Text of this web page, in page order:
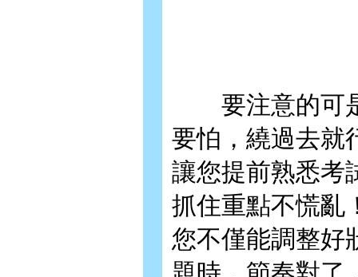
要注意的可是
要怕，繞過去就
讓您提前熟悉考
抓住重點不慌亂
您不僅能調整好